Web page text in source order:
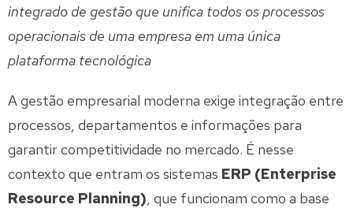
integrado de gestão que unifica todos os processos
operacionais de uma empresa em uma única
plataforma tecnológica
A gestão empresarial moderna exige integração entre
processos, departamentos e informações para
garantir competitividade no mercado. É nesse
contexto que entram os sistemas ERP (Enterprise
Resource Planning) , que funcionam como a base